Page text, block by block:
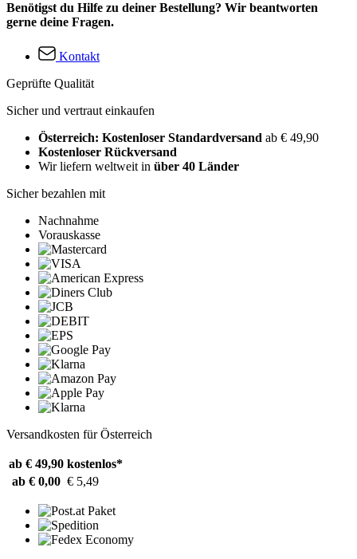
Benötigst du Hilfe zu deiner Bestellung? Wir beantworten
gerne deine Fragen.
Kontakt
Geprüfte Qualität
Sicher und vertraut einkaufen
Österreich: Kostenloser Standardversand ab € 49,90
Kostenloser Rückversand
Wir liefern weltweit in über 40 Länder
Sicher bezahlen mit
Nachnahme
Vorauskasse
Versandkosten für Österreich
ab € 49,90 kostenlos*
ab € 0,00 € 5,49